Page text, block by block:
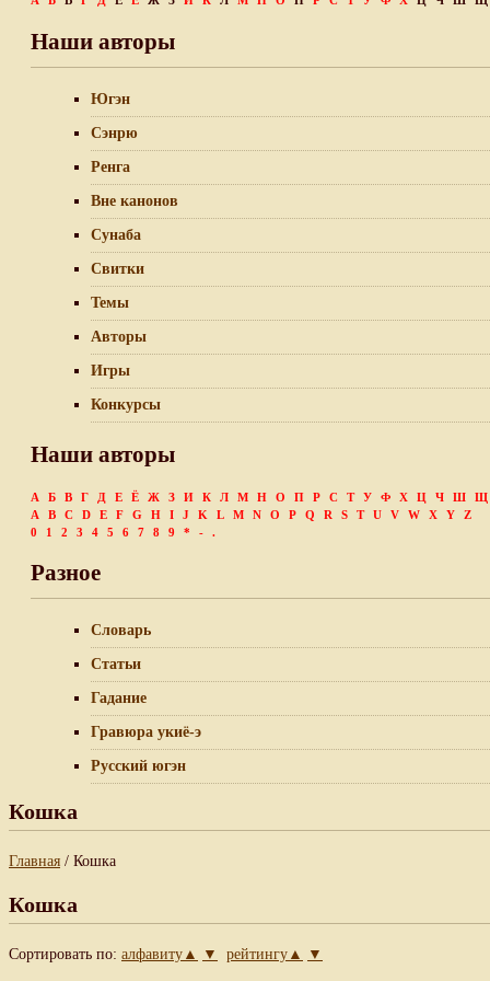
Наши авторы
Югэн
Сэнрю
Ренга
Вне канонов
Сунаба
Свитки
Темы
Авторы
Игры
Конкурсы
Наши авторы
А Б В Г Д Е Ё Ж З И К Л М Н О П Р С Т У Ф Х Ц Ч Ш Щ
A
B C D E F G H I J K L M N O P Q R S T U V W X Y
Z
0
1 2 3 4 5 6 7 8 9 * - .
Разное
Словарь
Статьи
Гадание
Гравюра укиё-э
Русский югэн
Кошка
Главная / Кошка
Кошка
Сортировать по: алфавиту▲ ▼ рейтингу▲ ▼